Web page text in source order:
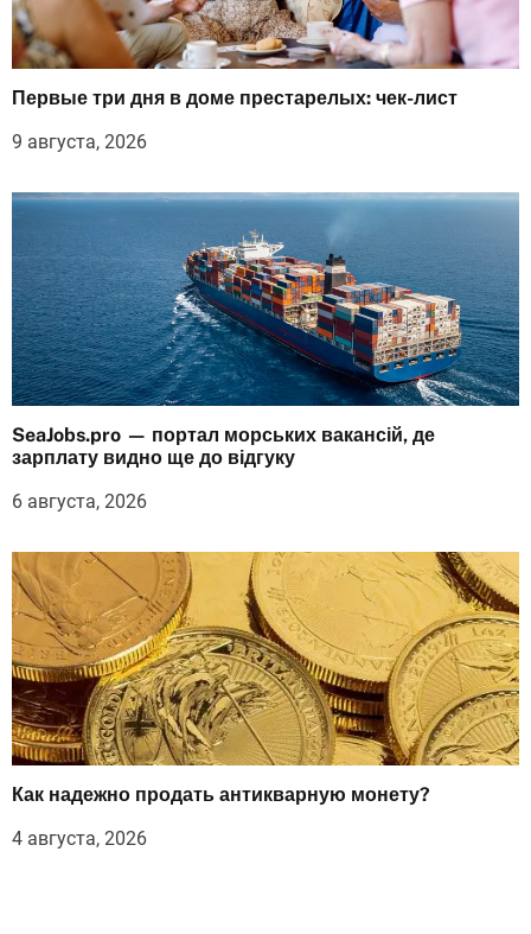
Первые три дня в доме престарелых: чек-лист
9 августа, 2026
SeaJobs.pro — портал морських вакансій, де
зарплату видно ще до відгуку
6 августа, 2026
Как надежно продать антикварную монету?
4 августа, 2026